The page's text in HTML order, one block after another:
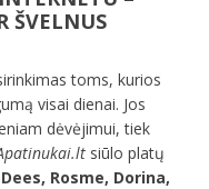
ŠVELNUS
toms, kurios
visai dienai. Jos
dėvėjimui, tiek
siūlo platų
Rosme, Dorina,